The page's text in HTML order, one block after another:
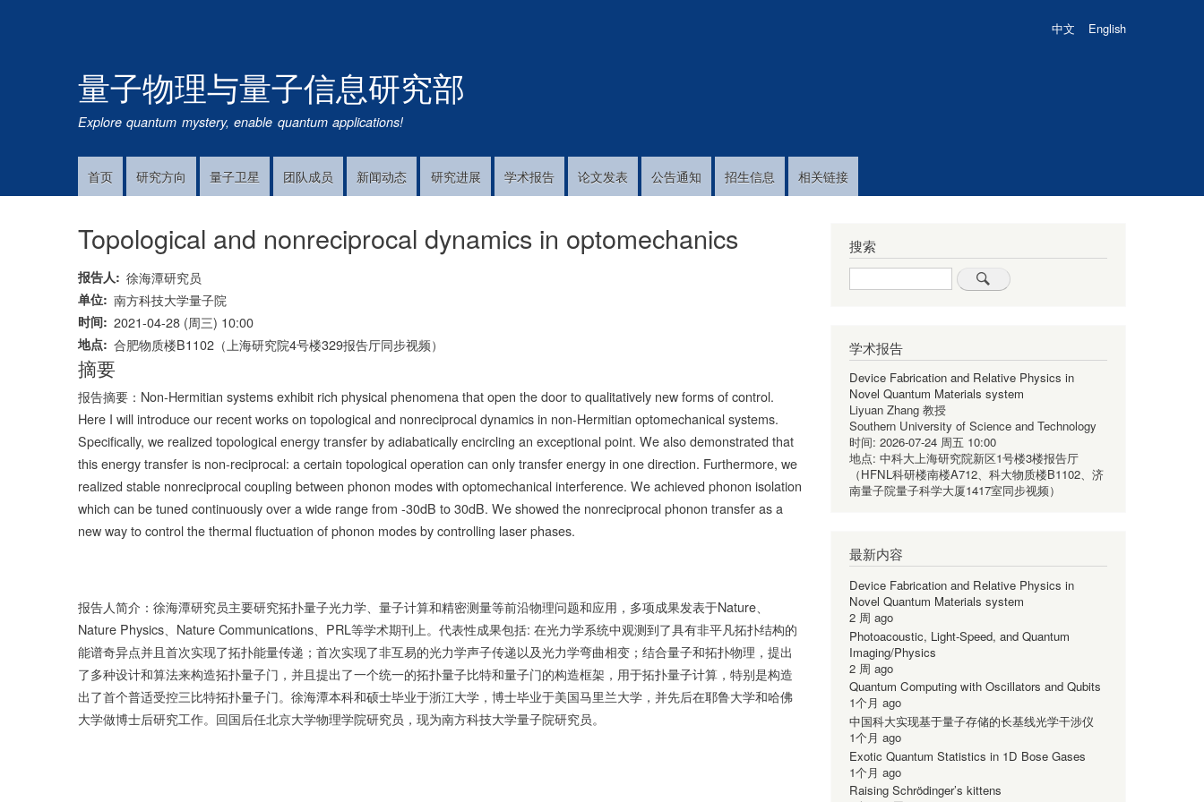
中文 English
量子物理与量子信息研究部
Explore quantum mystery, enable quantum applications!
Main首页 研究方向 量子卫星 团队成员 新闻动态 研究进展 学术报告 论文发表 公告通知 招生信息 相关链接
Topological and nonreciprocal dynamics in optomechanics
报告人 徐海潭研究员
单位 南方科技大学量子院
时间 2021-04-28 (周三) 10:00
地点 合肥物质楼B1102（上海研究院4号楼329报告厅同步视频）
摘要
报告摘要：Non-Hermitian systems exhibit rich physical phenomena that open the door to qualitatively new forms of control.
Here I will introduce our recent works on topological and nonreciprocal dynamics in non-Hermitian optomechanical systems.
Specifically, we realized topological energy transfer by adiabatically encircling an exceptional point. We also demonstrated that
this energy transfer is non-reciprocal: a certain topological operation can only transfer energy in one direction. Furthermore, we
realized stable nonreciprocal coupling between phonon modes with optomechanical interference. We achieved phonon isolation
which can be tuned continuously over a wide range from -30dB to 30dB. We showed the nonreciprocal phonon transfer as a
new way to control the thermal fluctuation of phonon modes by controlling laser phases.
报告人简介：徐海潭研究员主要研究拓扑量子光力学、量子计算和精密测量等前沿物理问题和应用，多项成果发表于Nature、
Nature Physics、Nature Communications、PRL等学术期刊上。代表性成果包括: 在光力学系统中观测到了具有非平凡拓扑结构的
能谱奇异点并且首次实现了拓扑能量传递；首次实现了非互易的光力学声子传递以及光力学弯曲相变；结合量子和拓扑物理，提出
了多种设计和算法来构造拓扑量子门，并且提出了一个统一的拓扑量子比特和量子门的构造框架，用于拓扑量子计算，特别是构造
出了首个普适受控三比特拓扑量子门。徐海潭本科和硕士毕业于浙江大学，博士毕业于美国马里兰大学，并先后在耶鲁大学和哈佛
大学做博士后研究工作。回国后任北京大学物理学院研究员，现为南方科技大学量子院研究员。
搜索
Search
学术报告
Device Fabrication and Relative Physics in
Novel Quantum Materials system
Liyuan Zhang 教授
Southern University of Science and Technology
时间: 2026-07-24 周五 10:00
地点: 中科大上海研究院新区1号楼3楼报告厅
（HFNL科研楼南楼A712、科大物质楼B1102、济
南量子院量子科学大厦1417室同步视频）
最新内容
Device Fabrication and Relative Physics in
Novel Quantum Materials system
2 周 ago
Photoacoustic, Light-Speed, and Quantum
Imaging/Physics
2 周 ago
Quantum Computing with Oscillators and Qubits
1个月 ago
中国科大实现基于量子存储的长基线光学干涉仪
1个月 ago
Exotic Quantum Statistics in 1D Bose Gases
1个月 ago
Raising Schrödinger’s kittens